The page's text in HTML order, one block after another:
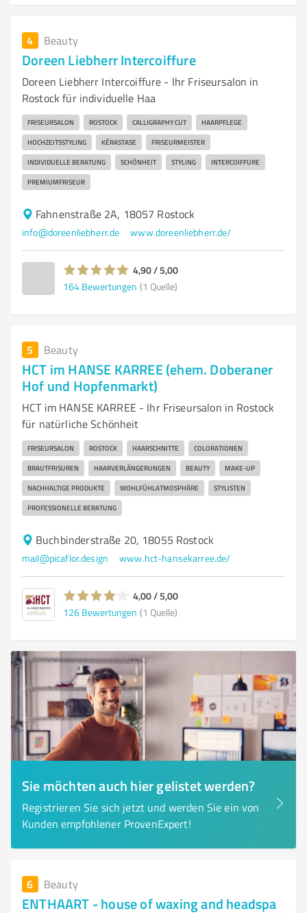
4 Beauty
Doreen Liebherr Intercoiffure
Doreen Liebherr Intercoiffure - Ihr Friseursalon in
Rostock für individuelle Haa
FRISEURSALON ROSTOCK CALLIGRAPHY CUT HAARPFLEGE
HOCHZEITSSTYLING KÉRASTASE FRISEURMEISTER
INDIVIDUELLE BERATUNG SCHÖNHEIT STYLING INTERCOIFFURE
PREMIUMFRISEUR
Fahnenstraße 2A, 18057 Rostock
info@doreenliebherr.de www.doreenliebherr.de/
4,90 / 5,00
164 Bewertungen (1 Quelle)
5 Beauty
HCT im HANSE KARREE (ehem. Doberaner
Hof und Hopfenmarkt)
HCT im HANSE KARREE - Ihr Friseursalon in Rostock
für natürliche Schönheit
FRISEURSALON ROSTOCK HAARSCHNITTE COLORATIONEN
BRAUTFRISUREN HAARVERLÄNGERUNGEN BEAUTY MAKE-UP
NACHHALTIGE PRODUKTE WOHLFÜHLATMOSPHÄRE STYLISTEN
PROFESSIONELLE BERATUNG
Buchbinderstraße 20, 18055 Rostock
mail@picaflor.design www.hct-hansekarree.de/
4,00 / 5,00
126 Bewertungen (1 Quelle)
Sie möchten auch hier gelistet werden?
Registrieren Sie sich jetzt und werden Sie ein von
Kunden empfohlener ProvenExpert!
6 Beauty
ENTHAART - house of waxing and headspa